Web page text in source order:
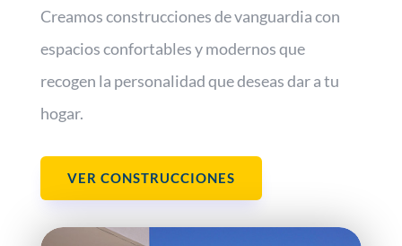
Creamos construcciones de vanguardia con
espacios confortables y modernos que
recogen la personalidad que deseas dar a tu
hogar.
VER CONSTRUCCIONES